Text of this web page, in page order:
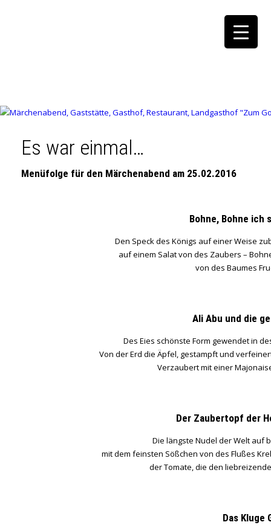
Es war einmal…
Menüfolge für den Märchenabend am 25.02.2016
Bohne, Bohne ich
Den Speck des Königs auf einer Weise
auf einem Salat von des Zaubers –
von des Baumes
Ali Abu und die
Des Eies schönste Form gewendet in
Von der Erd die Äpfel, gestampft und
Verzaubert mit einer
Der Zaubertopf der
Die längste Nudel der Welt auf
mit dem feinsten Sößchen von des Flußes
der Tomate, die den
Das Kluge